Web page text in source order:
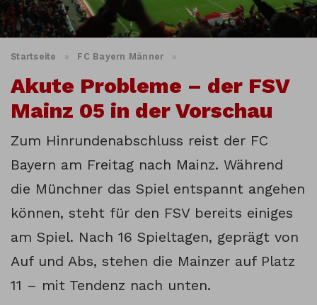
Startseite » FC Bayern Männer »
Akute Probleme – der FSV
Mainz 05 in der Vorschau
Zum Hinrundenabschluss reist der FC
Bayern am Freitag nach Mainz. Während
die Münchner das Spiel entspannt angehen
können, steht für den FSV bereits einiges
am Spiel. Nach 16 Spieltagen, geprägt von
Auf und Abs, stehen die Mainzer auf Platz
11 – mit Tendenz nach unten.